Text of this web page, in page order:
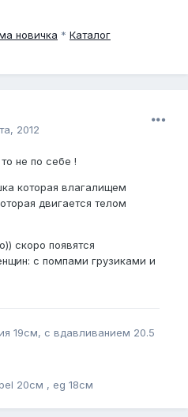
новичка * Каталог
2012
не по себе !
которая влагалищем
двигается телом
скоро появятся
с помпами грузиками и
19см, с вдавливанием 20.5
20см , eg 18см